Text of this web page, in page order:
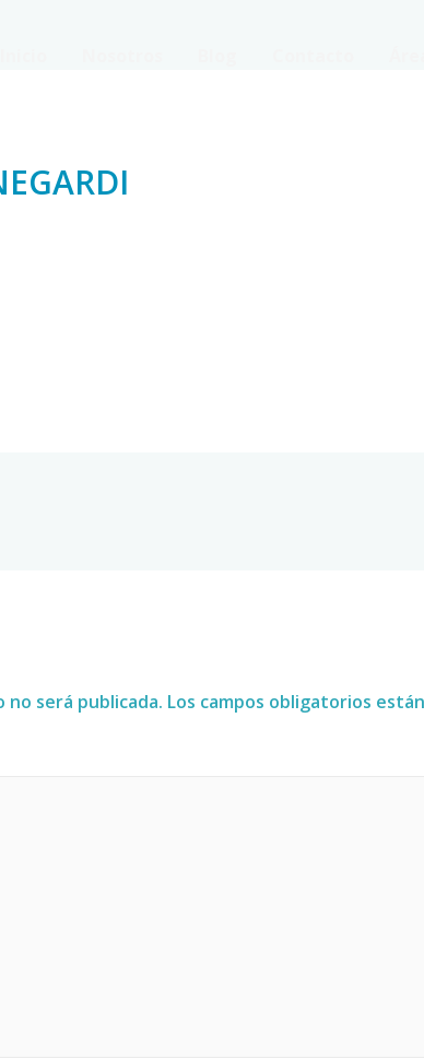
será publicada. Los campos obligatorios